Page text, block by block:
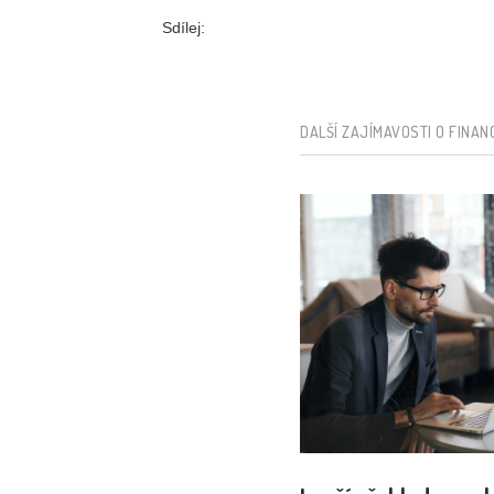
Sdílej:
DALŠÍ ZAJÍMAVOSTI O